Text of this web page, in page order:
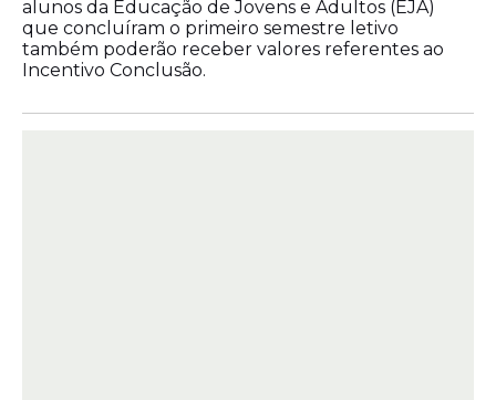
alunos da Educação de Jovens e Adultos (EJA)
que concluíram o primeiro semestre letivo
também poderão receber valores referentes ao
Incentivo Conclusão.